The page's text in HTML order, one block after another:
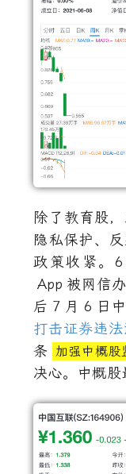
除了教育股
隐私保护、
政策收紧。 6
App 被网信
后 7 月 6 日
打击证券违法
条 加强中概股
决心。中概股